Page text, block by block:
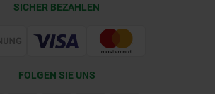
SICHER BEZAHLEN
FOLGEN SIE UNS